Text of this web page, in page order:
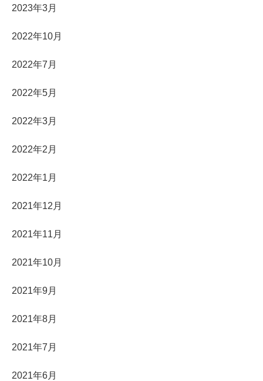
2023年3月
2022年10月
2022年7月
2022年5月
2022年3月
2022年2月
2022年1月
2021年12月
2021年11月
2021年10月
2021年9月
2021年8月
2021年7月
2021年6月